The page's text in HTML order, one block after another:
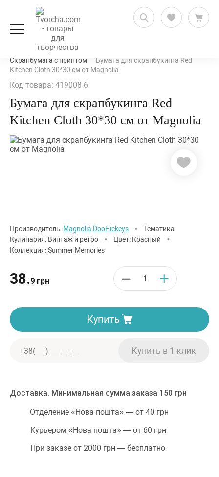
Скрапбукинг
Бумага для скрапбукинга
Скрапбумага с принтом
Бумага для скрапбукинга Red
Kitchen Cloth 30*30 см от Magnolia
Код товара: 419008-6
Бумага для скрапбукинга Red
Kitchen Cloth 30*30 см от Magnolia
Производитель: Magnolia DooHickeys •
Тематика:
Кулинария, Винтаж и ретро
• Цвет: Красный
•
Коллекция: Summer Memories
38.9 грн
Купить
Доставка. Минимальная сумма заказа 150 грн
Отделение «Нова пошта» — от 40 грн
Курьером «Нова пошта» — от 60 грн
При заказе от 2000 грн — бесплатно